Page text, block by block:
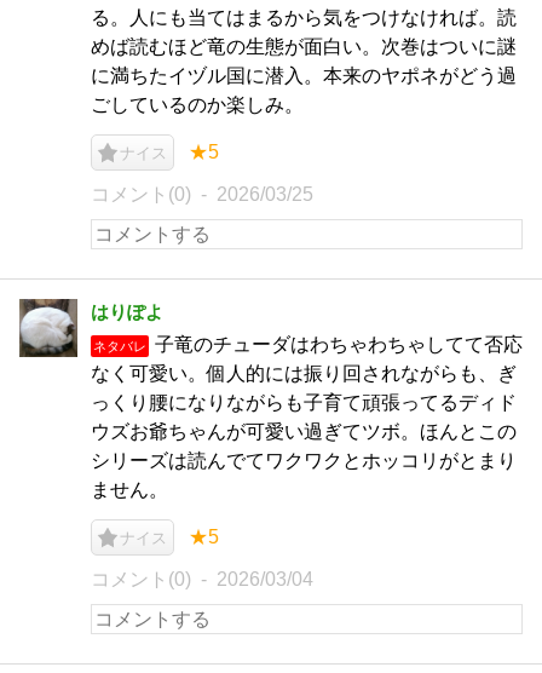
る。人にも当てはまるから気をつけなければ。読
めば読むほど竜の生態が面白い。次巻はついに謎
に満ちたイヅル国に潜入。本来のヤポネがどう過
ごしているのか楽しみ。
ナイス ★5
コメント(0) 2026/03/25
はりぽよ
ネタバレ
子竜のチューダはわちゃわちゃしてて否応
なく可愛い。個人的には振り回されながらも、ぎ
っくり腰になりながらも子育て頑張ってるディド
ウズお爺ちゃんが可愛い過ぎてツボ。ほんとこの
シリーズは読んでてワクワクとホッコリがとまり
ません。
ナイス ★5
コメント(0) 2026/03/04